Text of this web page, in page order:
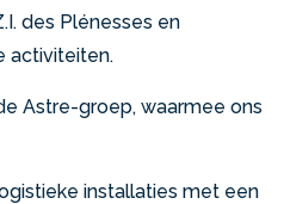
des Plénesses en
activiteiten.
Astre-groep, waarmee ons
installaties met een